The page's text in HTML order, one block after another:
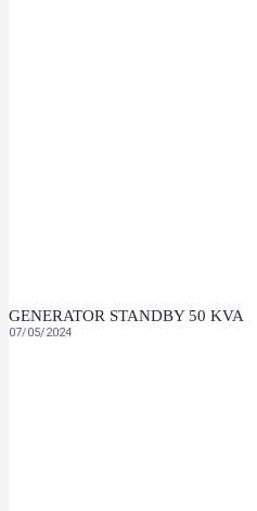
GENERATOR STANDBY 50 KVA
07/05/2024